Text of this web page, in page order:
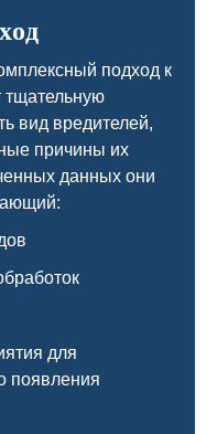
подход к
тщательную
вид вредителей,
причины их
данных они
для
появления